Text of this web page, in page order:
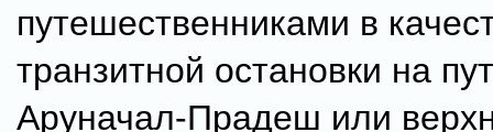
путешественниками в
транзитной остановки на
Аруначал-Прадеш или